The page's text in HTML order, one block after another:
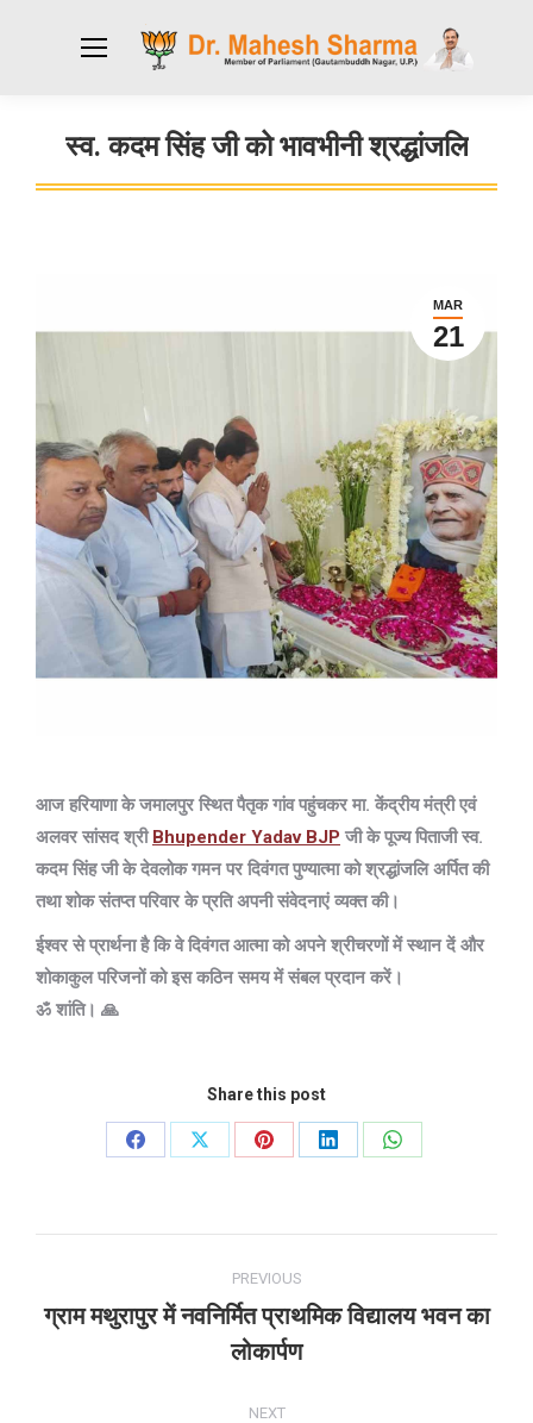
स्व. कदम सिंह जी को भावभीनी श्रद्धांजलि
You are here:
MAR
21
आज हरियाणा के जमालपुर स्थित पैतृक गांव पहुंचकर मा. केंद्रीय मंत्री एवं
अलवर सांसद श्री Bhupender Yadav BJP जी के पूज्य पिताजी स्व.
कदम सिंह जी के देवलोक गमन पर दिवंगत पुण्यात्मा को श्रद्धांजलि अर्पित की
तथा शोक संतप्त परिवार के प्रति अपनी संवेदनाएं व्यक्त की।
ईश्वर से प्रार्थना है कि वे दिवंगत आत्मा को अपने श्रीचरणों में स्थान दें और
शोकाकुल परिजनों को इस कठिन समय में संबल प्रदान करें।
ॐ शांति। 🙏
Share this post
Share
Share
Share
Share
Share
navigation
PREVIOUS
Previous
post:
ग्राम मथुरापुर में नवनिर्मित प्राथमिक विद्यालय भवन का
लोकार्पण
NEXT